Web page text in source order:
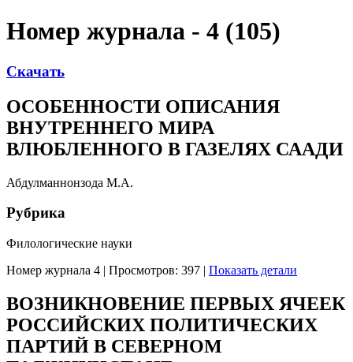
Номер журнала - 4 (105)
Скачать
ОСОБЕННОСТИ ОПИСАНИЯ
ВНУТРЕННЕГО МИРА
ВЛЮБЛЕННОГО В ГАЗЕЛЯХ СААДИ
Абдулманнонзода М.А.
Рубрика
Филологические науки
Номер журнала 4 | Просмотров: 397 | Показать детали
ВОЗНИКНОВЕНИЕ ПЕРВЫХ ЯЧЕЕК
РОССИЙСКИХ ПОЛИТИЧЕСКИХ
ПАРТИЙ В СЕВЕРНОМ